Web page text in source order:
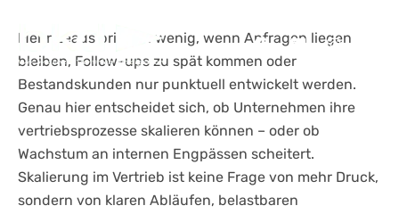
content
Mehr Leads bringen wenig, wenn Anfragen liegen
bleiben, Follow-ups zu spät kommen oder
Bestandskunden nur punktuell entwickelt werden.
Genau hier entscheidet sich, ob Unternehmen ihre
vertriebsprozesse skalieren können – oder ob
Wachstum an internen Engpässen scheitert.
Skalierung im Vertrieb ist keine Frage von mehr Druck,
sondern von klaren Abläufen, belastbaren